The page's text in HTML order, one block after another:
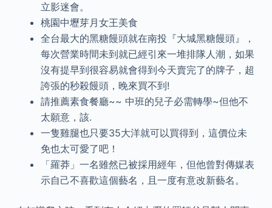
立影迷會。
桃園中壢芽月女王美食
全台最大的黑糖饅頭就在南投『大城黑糖饅頭』，
每次營業時間未到就已經引來一堆排隊人潮，如果
沒有提早到很容易就會得到今天賣完了的牌子，超
誇張的秒殺饅頭，晚來買不到!
請推薦素食餐廳~~ 中班的兒子必需轉學~但他不
太願意，該.
一隻雞腿也只要35大洋就可以買得到，這價位未
免也太可愛了吧！
「羅莽」一名雖然已被採用經年，但他曾對傳媒表
示自己不喜歡這個藝名，且一度有意改新藝名。